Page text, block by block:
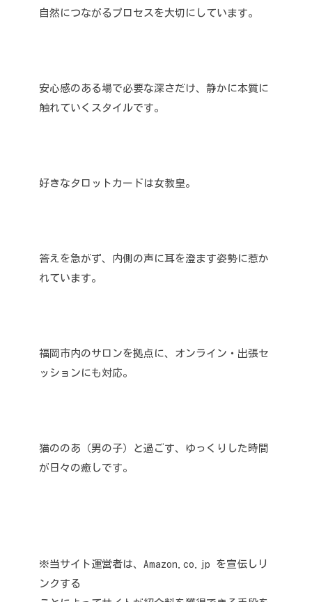
自然につながるプロセスを大切にしています。
安心感のある場で必要な深さだけ、静かに本質に
触れていくスタイルです。
好きなタロットカードは女教皇。
答えを急がず、内側の声に耳を澄ます姿勢に惹か
れています。
福岡市内のサロンを拠点に、オンライン・出張セ
ッションにも対応。
猫ののあ（男の子）と過ごす、ゆっくりした時間
が日々の癒しです。
※当サイト運営者は、Amazon.co.jp を宣伝しリ
ンクする